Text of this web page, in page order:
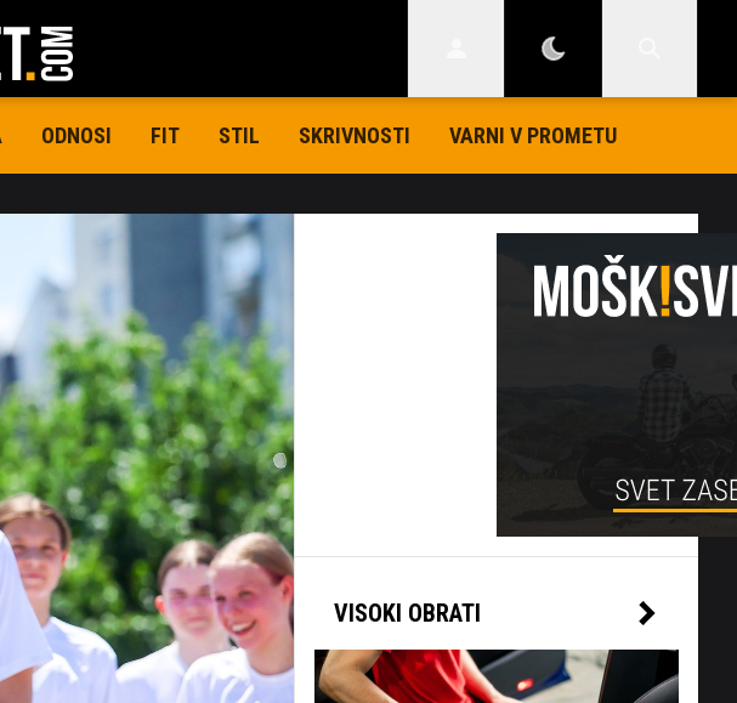
ODNOSI FIT STIL SKRIVNOSTI VARNI V PROMETU
VISOKI OBRATI